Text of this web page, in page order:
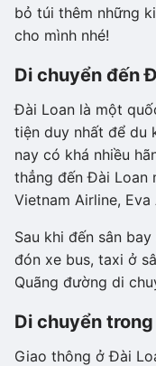
bỏ túi thêm những
cho mình nhé!
Di chuyển đến
Đài Loan là một
tiện duy nhất để du
nay có khá nhiều
thẳng đến Đài Loan
Vietnam Airline,
Sau khi đến sân
đón xe bus, taxi ở
Quãng đường di
Di chuyển
Giao thông ở Đài